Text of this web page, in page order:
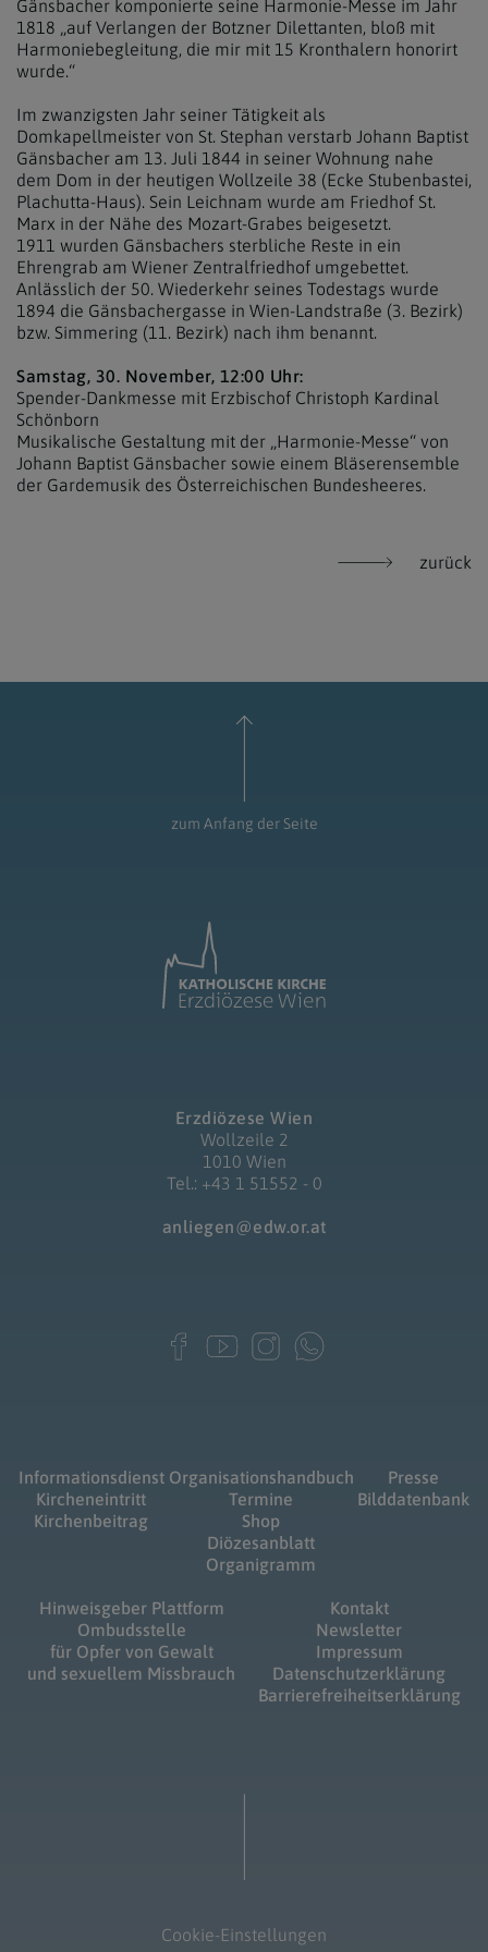
Gänsbacher komponierte seine Harmonie-Messe im Jahr
1818 „auf Verlangen der Botzner Dilettanten, bloß mit
Harmoniebegleitung, die mir mit 15 Kronthalern honorirt
wurde.“
Im zwanzigsten Jahr seiner Tätigkeit als
Domkapellmeister von St. Stephan verstarb Johann Baptist
Gänsbacher am 13. Juli 1844 in seiner Wohnung nahe
dem Dom in der heutigen Wollzeile 38 (Ecke Stubenbastei,
Plachutta-Haus). Sein Leichnam wurde am Friedhof St.
Marx in der Nähe des Mozart-Grabes beigesetzt.
1911 wurden Gänsbachers sterbliche Reste in ein
Ehrengrab am Wiener Zentralfriedhof umgebettet.
Anlässlich der 50. Wiederkehr seines Todestags wurde
1894 die Gänsbachergasse in Wien-Landstraße (3. Bezirk)
bzw. Simmering (11. Bezirk) nach ihm benannt.
Samstag, 30. November, 12:00 Uhr:
Spender-Dankmesse mit Erzbischof Christoph Kardinal
Schönborn
Musikalische Gestaltung mit der „Harmonie-Messe“ von
Johann Baptist Gänsbacher sowie einem Bläserensemble
der Gardemusik des Österreichischen Bundesheeres.
zurück
zum Anfang der Seite
Erzdiözese Wien
Wollzeile 2
1010 Wien
Tel.: +43 1 51552 - 0
anliegen@edw.or.at
Informationsdienst
Kircheneintritt
Kirchenbeitrag
Organisationshandbuch
Termine
Shop
Diözesanblatt
Organigramm
Presse
Bilddatenbank
Hinweisgeber Plattform
Ombudsstelle
für Opfer von Gewalt
und sexuellem Missbrauch
Kontakt
Newsletter
Impressum
Datenschutzerklärung
Barrierefreiheitserklärung
Cookie-Einstellungen